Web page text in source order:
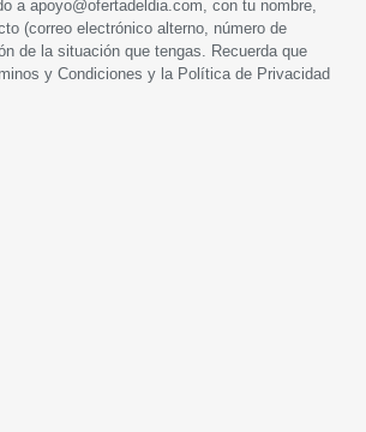
a apoyo@ofertadeldia.com , con tu nombre,
(correo electrónico alterno, número de
de la situación que tengas. Recuerda que
y Condiciones y la Política de Privacidad